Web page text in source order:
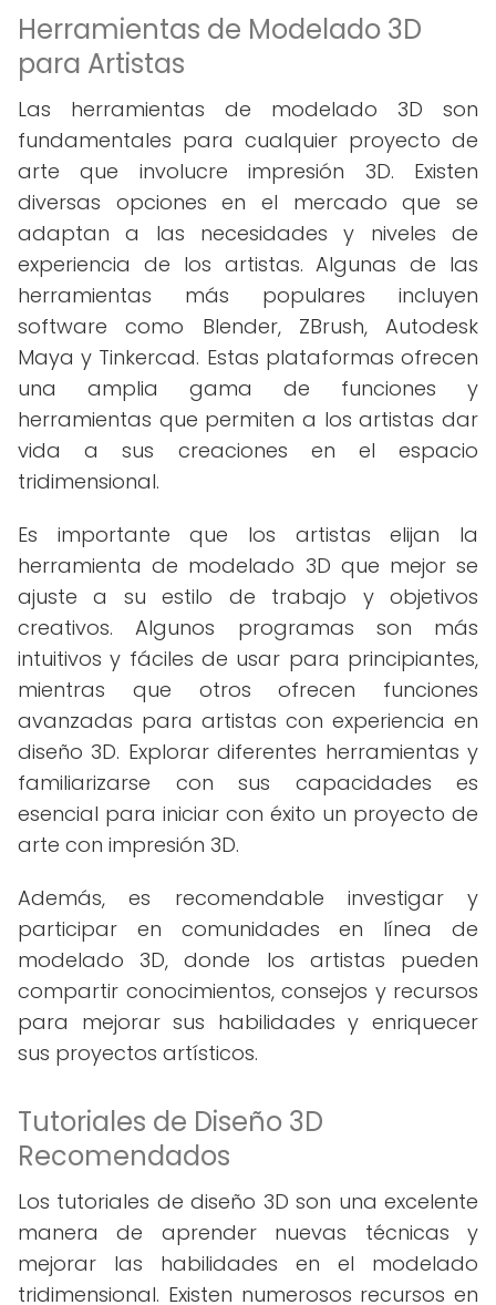
Herramientas de Modelado 3D
para Artistas
Las herramientas de modelado 3D son
fundamentales para cualquier proyecto de
arte que involucre impresión 3D. Existen
diversas opciones en el mercado que se
adaptan a las necesidades y niveles de
experiencia de los artistas. Algunas de las
herramientas más populares incluyen
software como Blender, ZBrush, Autodesk
Maya y Tinkercad. Estas plataformas ofrecen
una amplia gama de funciones y
herramientas que permiten a los artistas dar
vida a sus creaciones en el espacio
tridimensional.
Es importante que los artistas elijan la
herramienta de modelado 3D que mejor se
ajuste a su estilo de trabajo y objetivos
creativos. Algunos programas son más
intuitivos y fáciles de usar para principiantes,
mientras que otros ofrecen funciones
avanzadas para artistas con experiencia en
diseño 3D. Explorar diferentes herramientas y
familiarizarse con sus capacidades es
esencial para iniciar con éxito un proyecto de
arte con impresión 3D.
Además, es recomendable investigar y
participar en comunidades en línea de
modelado 3D, donde los artistas pueden
compartir conocimientos, consejos y recursos
para mejorar sus habilidades y enriquecer
sus proyectos artísticos.
Tutoriales de Diseño 3D
Recomendados
Los tutoriales de diseño 3D son una excelente
manera de aprender nuevas técnicas y
mejorar las habilidades en el modelado
tridimensional. Existen numerosos recursos en